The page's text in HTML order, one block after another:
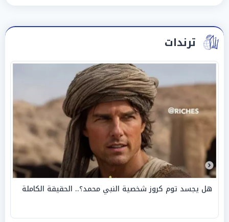
ترندات
هل يجسد توم كروز شخصية النبي محمد؟.. الحقيقة الكاملة